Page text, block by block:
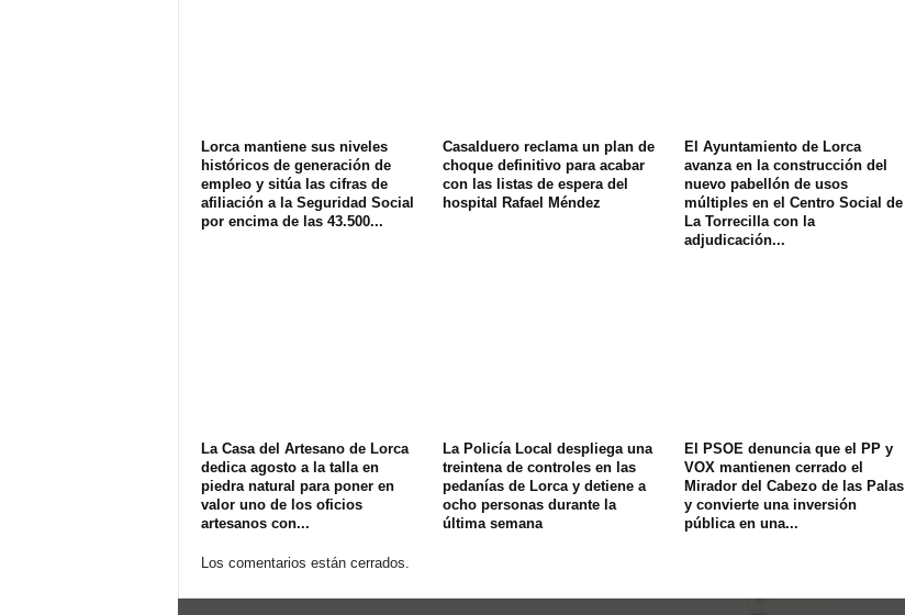
Lorca mantiene sus niveles
históricos de generación de
empleo y sitúa las cifras de
afiliación a la Seguridad Social
por encima de las 43.500...
Casalduero reclama un plan de
choque definitivo para acabar
con las listas de espera del
hospital Rafael Méndez
El Ayuntamiento de Lorca
avanza en la construcción del
nuevo pabellón de usos
múltiples en el Centro Social de
La Torrecilla con la
adjudicación...
La Casa del Artesano de Lorca
dedica agosto a la talla en
piedra natural para poner en
valor uno de los oficios
artesanos con...
La Policía Local despliega una
treintena de controles en las
pedanías de Lorca y detiene a
ocho personas durante la
última semana
El PSOE denuncia que el PP y
VOX mantienen cerrado el
Mirador del Cabezo de las Palas
y convierte una inversión
pública en una...
Los comentarios están cerrados.